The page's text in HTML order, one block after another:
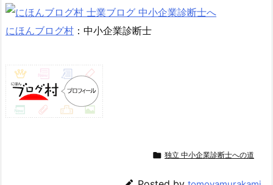
にほんブログ村 ：中小企業診断士
 独立 中小企業診断士への道